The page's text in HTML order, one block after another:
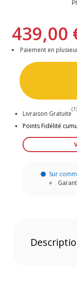
439,00
Paiement en
Livraison Gratuite
(1)
Points Fidélité
Sur